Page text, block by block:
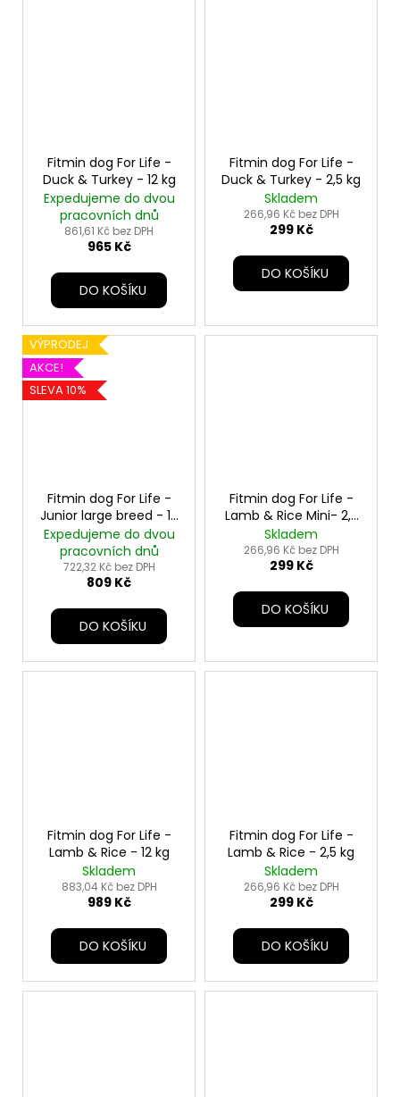
Fitmin dog For Life -
Duck & Turkey - 12 kg
Expedujeme do dvou
pracovních dnů
861,61 Kč bez DPH
965 Kč
DO KOŠÍKU
Fitmin dog For Life -
Duck & Turkey - 2,5 kg
Skladem
266,96 Kč bez DPH
299 Kč
DO KOŠÍKU
VÝPRODEJ
AKCE!
SLEVA 10%
Fitmin dog For Life -
Junior large breed - 12
kg
Expedujeme do dvou
pracovních dnů
722,32 Kč bez DPH
809 Kč
DO KOŠÍKU
Fitmin dog For Life -
Lamb & Rice Mini- 2,5
kg
Skladem
266,96 Kč bez DPH
299 Kč
DO KOŠÍKU
Fitmin dog For Life -
Lamb & Rice - 12 kg
Skladem
883,04 Kč bez DPH
989 Kč
DO KOŠÍKU
Fitmin dog For Life -
Lamb & Rice - 2,5 kg
Skladem
266,96 Kč bez DPH
299 Kč
DO KOŠÍKU